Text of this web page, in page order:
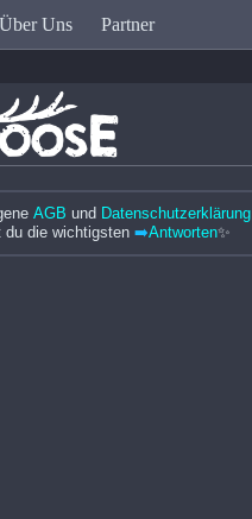
Über Uns Partner
AGB und Datenschutzerklärung
du die wichtigsten ➡️Antworten✨